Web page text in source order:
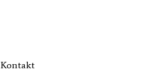
Kontakt